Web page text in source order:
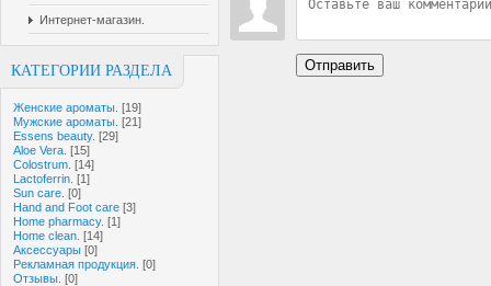
Интернет-магазин.
КАТЕГОРИИ РАЗДЕЛА
Женские ароматы. [19]
Мужские ароматы. [21]
Essens beauty. [29]
Aloe Vera. [15]
Colostrum. [14]
Lactoferrin. [1]
Sun care. [0]
Hand and Foot care [3]
Home pharmacy. [1]
Home clean. [14]
Аксессуары [0]
Рекламная продукция. [0]
Отзывы. [0]
Отправить